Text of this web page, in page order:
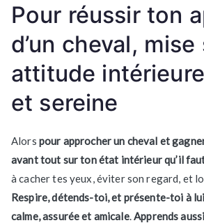
Pour réussir ton
d’un cheval,
attitude
et sereine
Alors pour approcher un cheval et
avant tout sur ton état intérieur qu’il
à cacher tes yeux, éviter son regard, et
Respire, détends-toi, et présente-toi à
calme, assurée et amicale.Apprends